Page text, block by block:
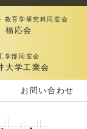
教育学研究科同窓会
福応会
学部同窓会
大学工業会
お問い合わせ